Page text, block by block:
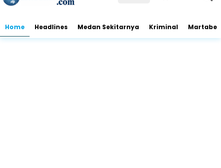
Home Headlines Medan Sekitarnya Kriminal Martabe